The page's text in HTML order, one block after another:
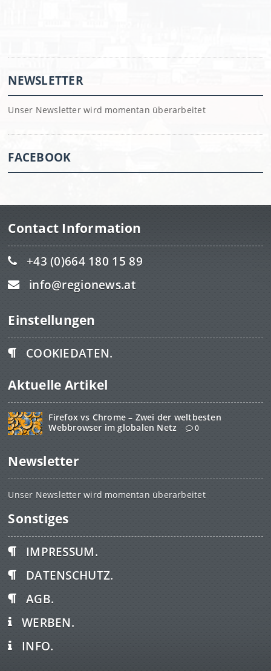
NEWSLETTER
Unser Newsletter wird momentan überarbeitet
FACEBOOK
Contact Information
+43 (0)664 180 15 89
info@regionews.at
Einstellungen
COOKIEDATEN.
Aktuelle Artikel
Firefox vs Chrome – Zwei der weltbesten
Webbrowser im globalen Netz
0
Newsletter
Unser Newsletter wird momentan überarbeitet
Sonstiges
IMPRESSUM.
DATENSCHUTZ.
AGB.
WERBEN.
INFO.